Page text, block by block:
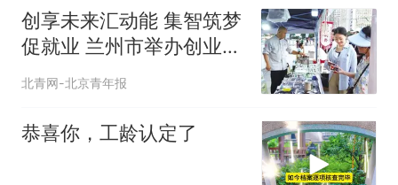
创享未来汇动能 集智筑梦
促就业 兰州市举办创业集
市暨社保服务宣传活动
北青网-北京青年报
恭喜你，工龄认定了